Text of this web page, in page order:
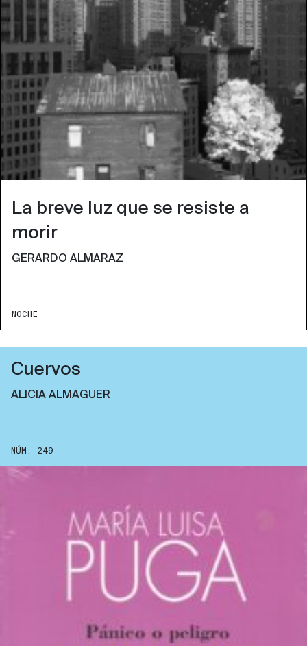
La breve luz que se resiste a
morir
GERARDO ALMARAZ
NOCHE
Cuervos
ALICIA ALMAGUER
NÚM. 249